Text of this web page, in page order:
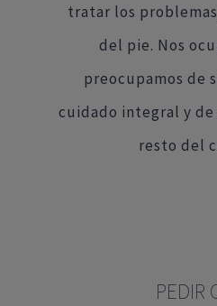
tratar los
del pie. Nos
preocupamos de
cuidado integral y
resto del
PEDIR